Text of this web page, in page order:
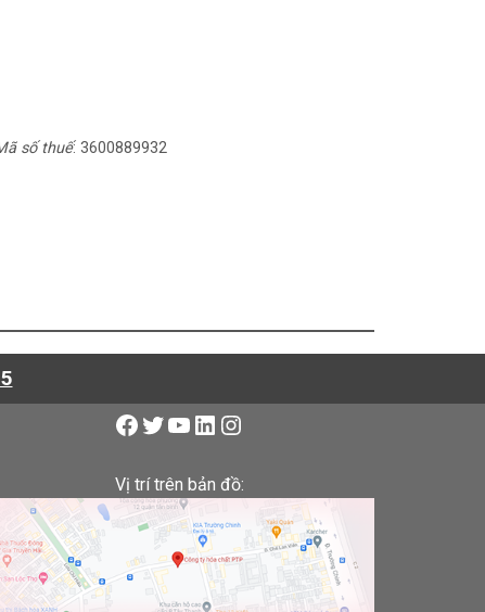
số thuế: 3600889932
Vị trí trên bản đồ: